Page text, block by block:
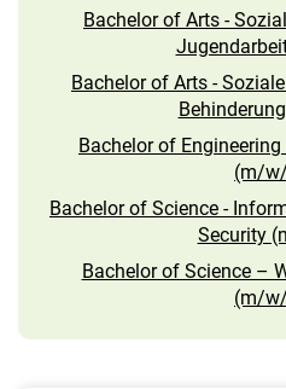
Bachelor of Arts -
Bachelor of Arts -
Bachelor of
(m/
Bachelor of Science -
Security
Bachelor of Science –
(m/